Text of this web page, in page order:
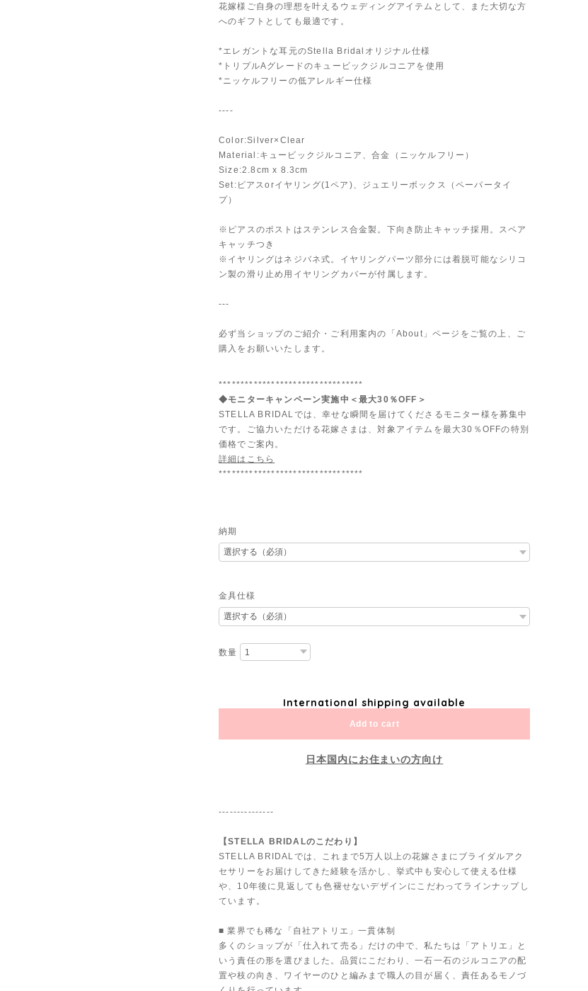
花嫁様ご自身の理想を叶えるウェディングアイテムとして、また大切な方
へのギフトとしても最適です。
*エレガントな耳元のStella Bridalオリジナル仕様
*トリプルAグレードのキュービックジルコニアを使用
*ニッケルフリーの低アレルギー仕様
----
Color:Silver×Clear
Material:キュービックジルコニア、合金（ニッケルフリー）
Size:2.8cm x 8.3cm
Set:ピアスorイヤリング(1ペア)、ジュエリーボックス（ペーパータイ
プ）
※ピアスのポストはステンレス合金製。下向き防止キャッチ採用。スペア
キャッチつき
※イヤリングはネジバネ式。イヤリングパーツ部分には着脱可能なシリコ
ン製の滑り止め用イヤリングカバーが付属します。
---
必ず当ショップのご紹介・ご利用案内の「About」ページをご覧の上、ご
購入をお願いいたします。
*********************************
◆モニターキャンペーン実施中＜最大30％OFF＞
STELLA BRIDALでは、幸せな瞬間を届けてくださるモニター様を募集中
です。ご協力いただける花嫁さまは、対象アイテムを最大30％OFFの特別
価格でご案内。
詳細はこちら
*********************************
納期
金具仕様
数量
International shipping available
Add to cart
日本国内にお住まいの方向け
---------------
【STELLA BRIDALのこだわり】
STELLA BRIDALでは、これまで5万人以上の花嫁さまにブライダルアク
セサリーをお届けしてきた経験を活かし、挙式中も安心して使える仕様
や、10年後に見返しても色褪せないデザインにこだわってラインナップし
ています。
■ 業界でも稀な「自社アトリエ」一貫体制
多くのショップが「仕入れて売る」だけの中で、私たちは「アトリエ」と
いう責任の形を選びました。品質にこだわり、一石一石のジルコニアの配
置や枝の向き、ワイヤーのひと編みまで職人の目が届く、責任あるモノづ